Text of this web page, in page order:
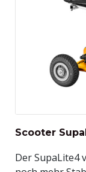
Scooter
Der SupaLite4